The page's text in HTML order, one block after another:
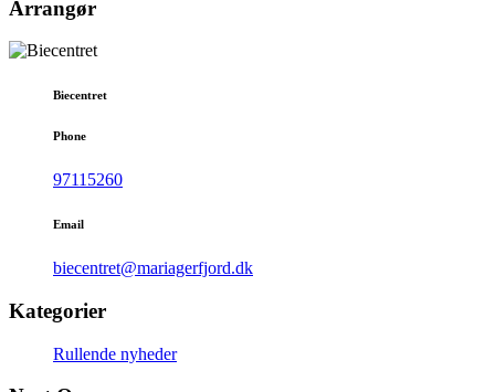
Arrangør
Biecentret
Phone
97115260
Email
biecentret@mariagerfjord.dk
Kategorier
Rullende nyheder